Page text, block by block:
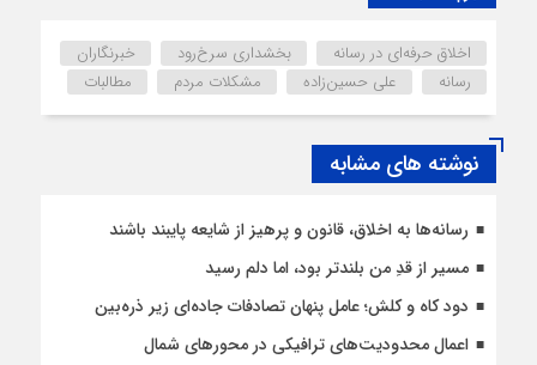
اخلاق حرفه‌ای در رسانه بخشداری سرخ‌رود
خبرنگاران
رسانه
علی حسین‌زاده مشکلات مردم مطالبات
نوشته های مشابه
رسانه‌ها به اخلاق، قانون و پرهیز از شایعه پایبند باشند
مسیر از قدِ من بلندتر بود، اما دلم رسید
دود کاه و کلش؛ عامل پنهان تصادفات جاده‌ای زیر ذره‌بین
اعمال محدودیت‌‌های ترافیکی در محورهای شمال